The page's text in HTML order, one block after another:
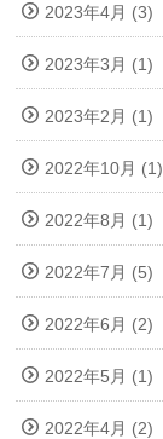
2023年4月 (3)
2023年3月 (1)
2023年2月 (1)
2022年10月 (1)
2022年8月 (1)
2022年7月 (5)
2022年6月 (2)
2022年5月 (1)
2022年4月 (2)